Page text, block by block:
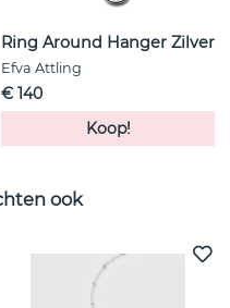
Ring Around Hanger Zilver
Efva Attling
€ 140
Koop!
ook